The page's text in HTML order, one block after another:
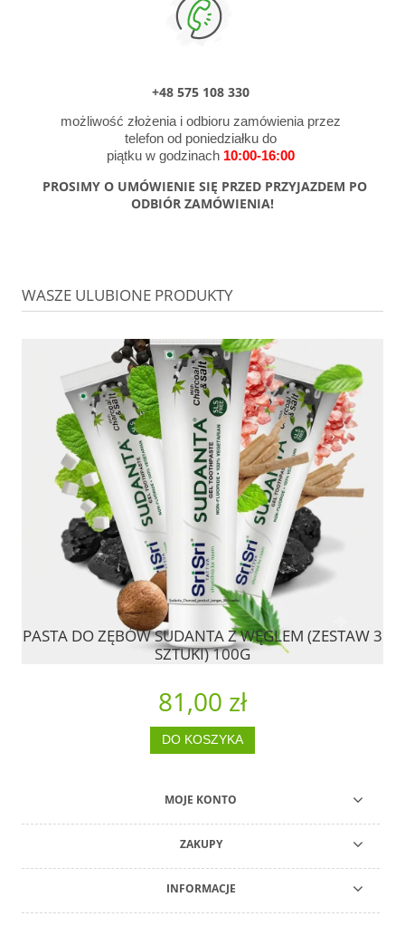
+48 575 108 330
możliwość złożenia i odbioru zamówienia przez
telefon od poniedziałku do
piątku w godzinach 10:00-16:00
PROSIMY O UMÓWIENIE SIĘ PRZED PRZYJAZDEM PO
ODBIÓR ZAMÓWIENIA!
WASZE ULUBIONE PRODUKTY
PASTA DO ZĘBÓW SUDANTA Z WĘGLEM (ZESTAW 3
SZTUKI) 100G
81,00 zł
DO KOSZYKA
MOJE KONTO
ZAKUPY
INFORMACJE